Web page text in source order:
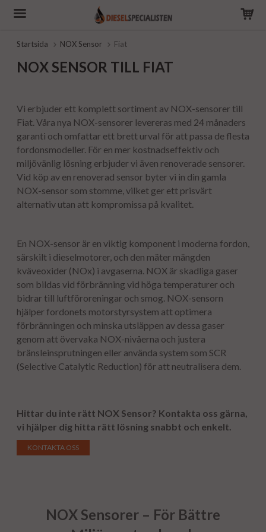
Startsida NOX Sensor Fiat
NOX SENSOR TILL FIAT
Vi erbjuder ett komplett sortiment av NOX-sensorer till
Fiat. Våra nya NOX-sensorer levereras med 24 månaders
garanti och omfattar ett brett urval för att passa de flesta
fordonsmodeller. För en mer kostnadseffektiv och
miljövänlig lösning erbjuder vi även renoverade sensorer.
Vid köp av en renoverad sensor byter vi in din gamla
NOX-sensor som stomme, vilket ger ett prisvärt
alternativ utan att kompromissa på kvalitet.
En NOX-sensor är en viktig komponent i moderna fordon,
särskilt i dieselmotorer, och den mäter mängden
kväveoxider (NOx) i avgaserna. NOX är skadliga gaser
som bildas vid förbränning vid höga temperaturer och
bidrar till luftföroreningar och smog. NOX-sensorn
hjälper fordonets motorstyrsystem att optimera
förbränningen och minska utsläppen av dessa gaser
genom att övervaka NOX-nivåerna och justera
bränsleinsprutningen eller använda system som SCR
(Selective Catalytic Reduction) för att neutralisera dem.
Hittar du inte rätt NOX Sensor? Kontakta oss gärna,
vi hjälper dig hitta rätt lösning snabbt och enkelt.
KONTAKTA OSS
NOX Sensorer – För Bättre